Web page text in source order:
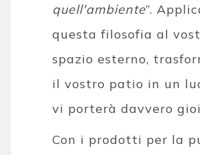
quell'ambiente”.
questa filosofia al
spazio esterno,
il vostro patio in un
vi porterà davvero
Con i prodotti per la